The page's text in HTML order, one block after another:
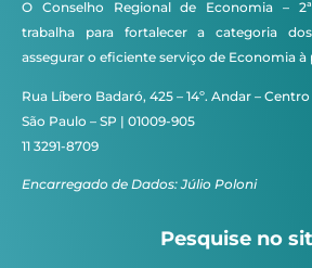
O Conselho Regional de Economia – 2ª
trabalha para fortalecer a categoria
assegurar o eficiente serviço de Economia
Rua Líbero Badaró, 425 – 14º. Andar – Centro
São Paulo – SP | 01009-905
11 3291-8709
Encarregado de Dados: Júlio Poloni
Pesquise no